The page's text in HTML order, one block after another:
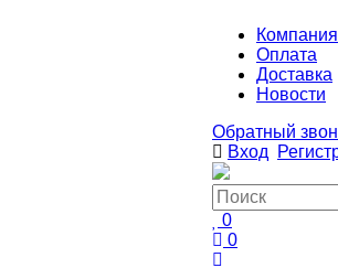
Компания
Оплата
Доставка
Новости
Обратный
Вход
0
0